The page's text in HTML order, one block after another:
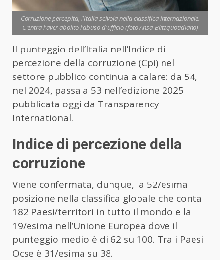
Corruzione percepita, l'Italia scivola nella classifica internazionale.
C'entra l'aver abolito l'abuso d'ufficio (foto Ansa-Blitzquotidiano)
ll punteggio dell’Italia nell’Indice di
percezione della corruzione (Cpi) nel
settore pubblico continua a calare: da 54,
nel 2024, passa a 53 nell’edizione 2025
pubblicata oggi da Transparency
International.
Indice di percezione della
corruzione
Viene confermata, dunque, la 52/esima
posizione nella classifica globale che conta
182 Paesi/territori in tutto il mondo e la
19/esima nell’Unione Europea dove il
punteggio medio è di 62 su 100. Tra i Paesi
Ocse è 31/esima su 38.